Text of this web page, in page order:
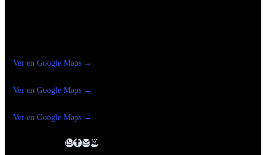
Ver en Google Maps →
Ver en Google Maps →
Ver en Google Maps →